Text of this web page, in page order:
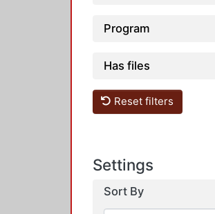
Program
Has files
Reset filters
Settings
Sort By